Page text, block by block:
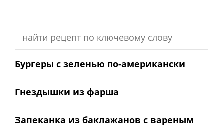
Search
Бургеры с зеленью по-американски
Гнездышки из фарша
Запеканка из баклажанов с вареным